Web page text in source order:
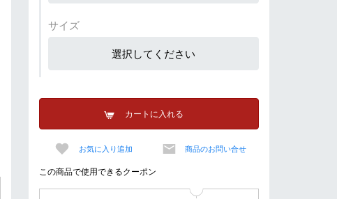
サイズ
選択してください
カートに入れる
お気に入り追加 商品のお問い合せ
この商品で使用できるクーポン